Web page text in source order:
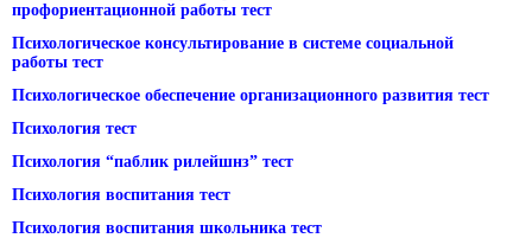
профориентационной работы тест
Психологическое консультирование в системе социальной
работы тест
Психологическое обеспечение организационного развития тест
Психология тест
Психология “паблик рилейшнз” тест
Психология воспитания тест
Психология воспитания школьника тест